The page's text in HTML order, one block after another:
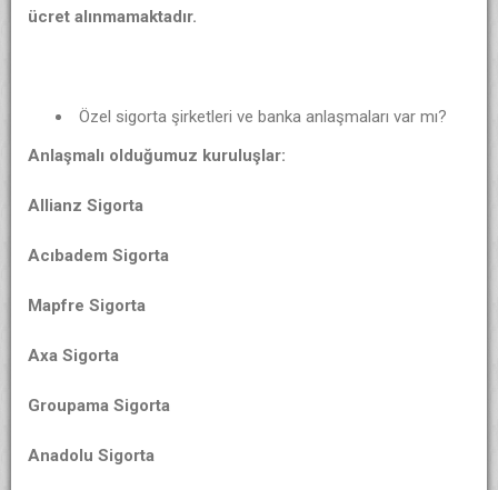
ücret alınmamaktadır.
Özel sigorta şirketleri ve banka anlaşmaları var mı?
Anlaşmalı olduğumuz kuruluşlar:
Allianz Sigorta
Acıbadem Sigorta
Mapfre Sigorta
Axa Sigorta
Groupama Sigorta
Anadolu Sigorta